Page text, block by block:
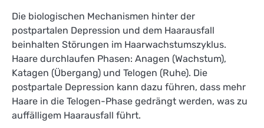
Die biologischen Mechanismen hinter der
postpartalen Depression und dem Haarausfall
beinhalten Störungen im Haarwachstumszyklus.
Haare durchlaufen Phasen: Anagen (Wachstum),
Katagen (Übergang) und Telogen (Ruhe). Die
postpartale Depression kann dazu führen, dass mehr
Haare in die Telogen-Phase gedrängt werden, was zu
auffälligem Haarausfall führt.